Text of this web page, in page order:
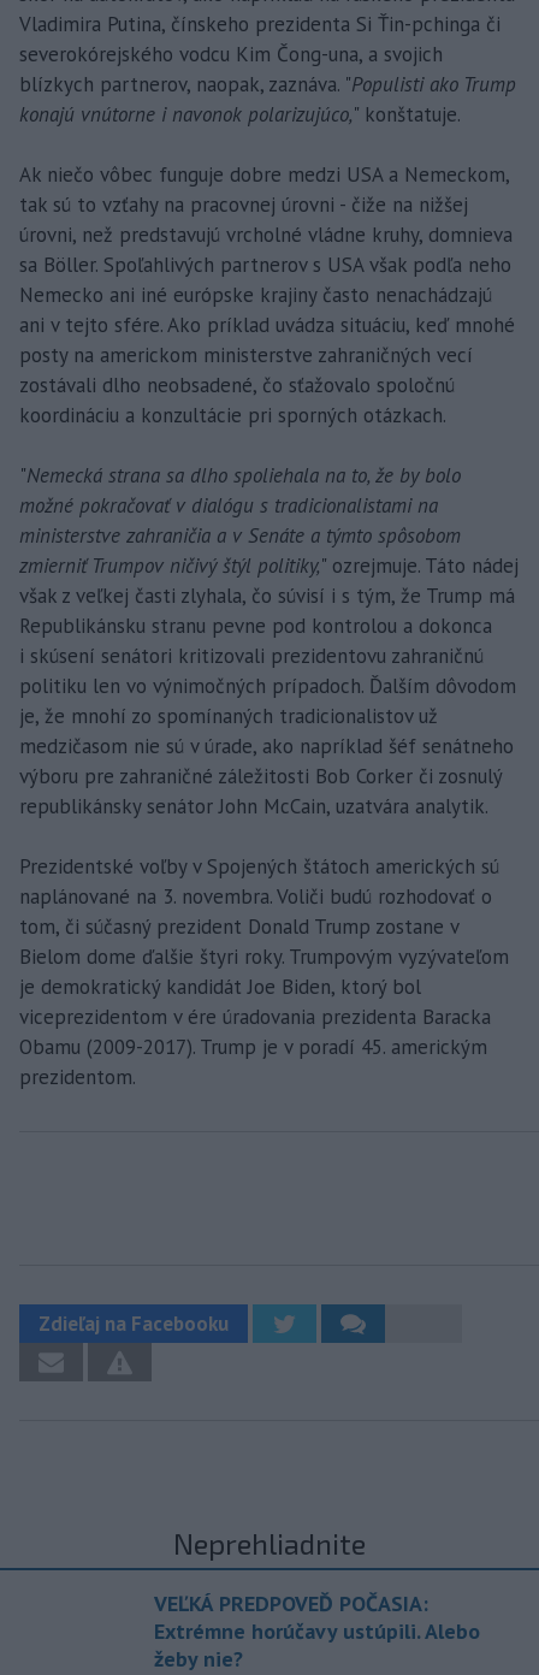
Vladimira Putina, čínskeho prezidenta Si Ťin-pchinga či
severokórejského vodcu Kim Čong-una, a svojich
blízkych partnerov, naopak, zaznáva. "Populisti ako Trump
konajú vnútorne i navonok polarizujúco," konštatuje.
Ak niečo vôbec funguje dobre medzi USA a Nemeckom,
tak sú to vzťahy na pracovnej úrovni - čiže na nižšej
úrovni, než predstavujú vrcholné vládne kruhy, domnieva
sa Böller. Spoľahlivých partnerov s USA však podľa neho
Nemecko ani iné európske krajiny často nenachádzajú
ani v tejto sfére. Ako príklad uvádza situáciu, keď mnohé
posty na americkom ministerstve zahraničných vecí
zostávali dlho neobsadené, čo sťažovalo spoločnú
koordináciu a konzultácie pri sporných otázkach.
"Nemecká strana sa dlho spoliehala na to, že by bolo
možné pokračovať v dialógu s tradicionalistami na
ministerstve zahraničia a v Senáte a týmto spôsobom
zmierniť Trumpov ničivý štýl politiky," ozrejmuje. Táto nádej
však z veľkej časti zlyhala, čo súvisí i s tým, že Trump má
Republikánsku stranu pevne pod kontrolou a dokonca
i skúsení senátori kritizovali prezidentovu zahraničnú
politiku len vo výnimočných prípadoch. Ďalším dôvodom
je, že mnohí zo spomínaných tradicionalistov už
medzičasom nie sú v úrade, ako napríklad šéf senátneho
výboru pre zahraničné záležitosti Bob Corker či zosnulý
republikánsky senátor John McCain, uzatvára analytik.
Prezidentské voľby v Spojených štátoch amerických sú
naplánované na 3. novembra. Voliči budú rozhodovať o
tom, či súčasný prezident Donald Trump zostane v
Bielom dome ďalšie štyri roky. Trumpovým vyzývateľom
je demokratický kandidát Joe Biden, ktorý bol
viceprezidentom v ére úradovania prezidenta Baracka
Obamu (2009-2017). Trump je v poradí 45. americkým
prezidentom.
Zdieľaj na Facebooku
Neprehliadnite
VEĽKÁ PREDPOVEĎ POČASIA:
Extrémne horúčavy ustúpili. Alebo
žeby nie?